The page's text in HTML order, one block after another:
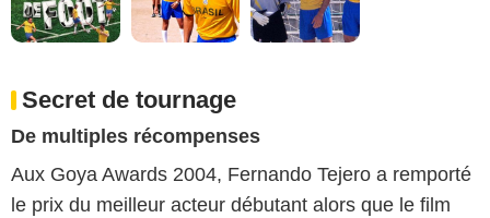
Secret de tournage
De multiples récompenses
Aux Goya Awards 2004, Fernando Tejero a remporté
le prix du meilleur acteur débutant alors que le film